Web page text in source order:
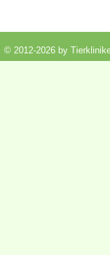
© 2012-2026 by